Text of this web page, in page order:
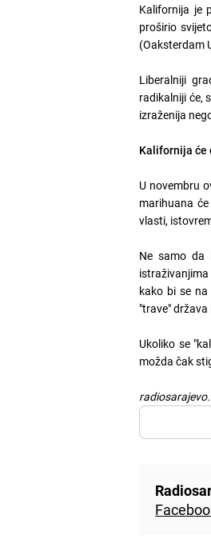
Kalifornija je
proširio
(Oaksterdam
Liberalniji
radikalniji će,
izraženija
Kalifornija će
U novembru
marihuana
vlasti,
Ne samo da
kako bi se
"trave"
Ukoliko se
možda čak